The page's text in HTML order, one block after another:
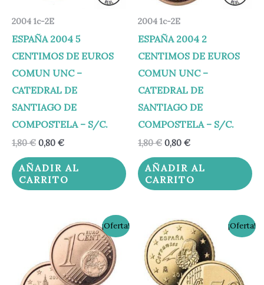
2004 1c-2E
ESPAÑA 2004 5
CENTIMOS DE EUROS
COMUN UNC –
CATEDRAL DE
SANTIAGO DE
COMPOSTELA – S/C.
1,80€ 0,80 €
AÑADIR AL
CARRITO
2004 1c-2E
ESPAÑA 2004 2
CENTIMOS DE EUROS
COMUN UNC –
CATEDRAL DE
SANTIAGO DE
COMPOSTELA – S/C.
1,80€ 0,80 €
AÑADIR AL
CARRITO
¡Oferta!
precio
original
era:
1,80 €.
El
precio
actual
es:
0,80 €.
¡Oferta!
El
precio
original
era:
2,70 €.
El
precio
actual
es:
1,70 €.